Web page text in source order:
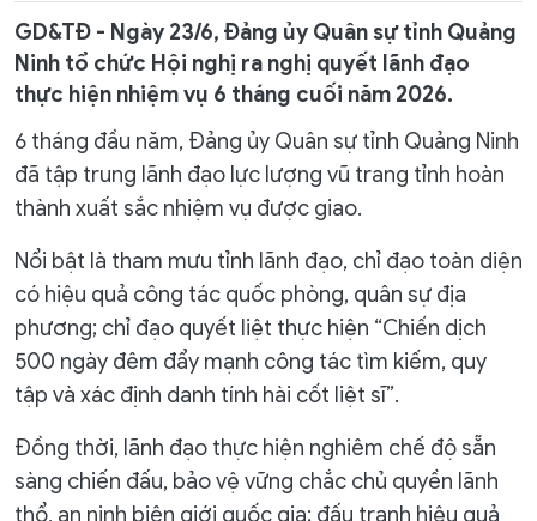
GD&TĐ - Ngày 23/6, Đảng ủy Quân sự tỉnh Quảng
Ninh tổ chức Hội nghị ra nghị quyết lãnh đạo
thực hiện nhiệm vụ 6 tháng cuối năm 2026.
6 tháng đầu năm, Đảng ủy Quân sự tỉnh Quảng Ninh
đã tập trung lãnh đạo lực lượng vũ trang tỉnh hoàn
thành xuất sắc nhiệm vụ được giao.
Nổi bật là tham mưu tỉnh lãnh đạo, chỉ đạo toàn diện
có hiệu quả công tác quốc phòng, quân sự địa
phương; chỉ đạo quyết liệt thực hiện “Chiến dịch
500 ngày đêm đẩy mạnh công tác tìm kiếm, quy
tập và xác định danh tính hài cốt liệt sĩ”.
Đồng thời, lãnh đạo thực hiện nghiêm chế độ sẵn
sàng chiến đấu, bảo vệ vững chắc chủ quyền lãnh
thổ, an ninh biên giới quốc gia; đấu tranh hiệu quả